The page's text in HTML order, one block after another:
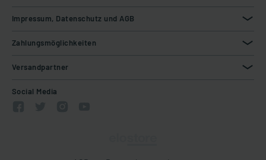
Impressum, Datenschutz und AGB
Zahlungsmöglichkeiten
Versandpartner
Social Media